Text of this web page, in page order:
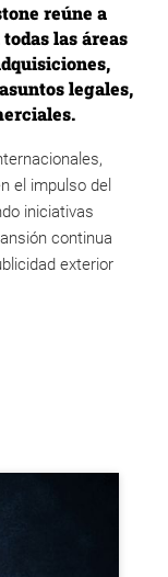
reúne a
las áreas
legales,
el impulso del
iniciativas
continua
exterior